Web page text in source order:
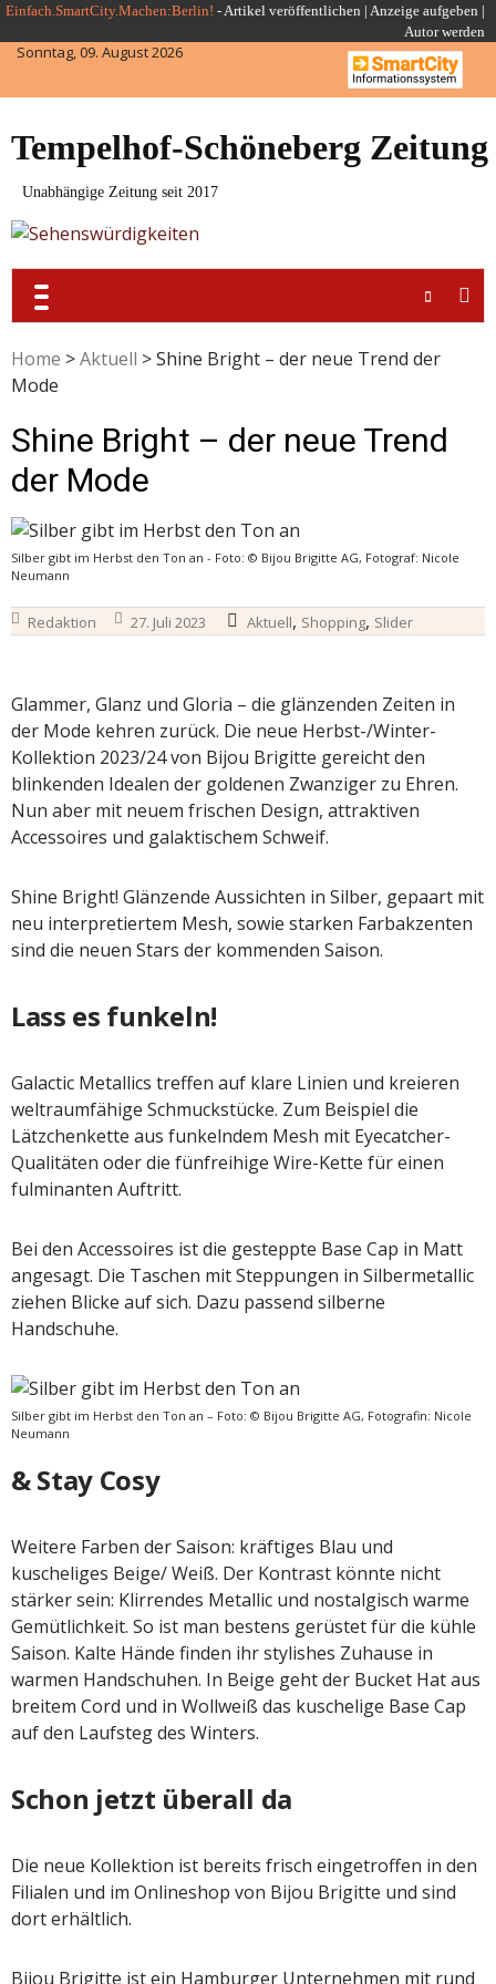
Skip
to
content
Einfach.SmartCity.Machen:Berlin! -Artikel veröffentlichen | Anzeige aufgeben |
Autor werden
Sonntag, 09. August 2026
Tempelhof-Schöneberg Zeitung
Unabhängige Zeitung seit 2017
Home >Aktuell >Shine Bright – der neue Trend der
Mode
Shine Bright – der neue Trend
der Mode
Silber gibt im Herbst den Ton an - Foto: © Bijou Brigitte AG, Fotograf: Nicole
Neumann
Redaktion 27. Juli 2023 Aktuell, Shopping, Slider
Glammer, Glanz und Gloria – die glänzenden Zeiten in
der Mode kehren zurück. Die neue Herbst-/Winter-
Kollektion 2023/24 von Bijou Brigitte gereicht den
blinkenden Idealen der goldenen Zwanziger zu Ehren.
Nun aber mit neuem frischen Design, attraktiven
Accessoires und galaktischem Schweif.
Shine Bright! Glänzende Aussichten in Silber, gepaart mit
neu interpretiertem Mesh, sowie starken Farbakzenten
sind die neuen Stars der kommenden Saison.
Lass es funkeln!
Galactic Metallics treffen auf klare Linien und kreieren
weltraumfähige Schmuckstücke. Zum Beispiel die
Lätzchenkette aus funkelndem Mesh mit Eyecatcher-
Qualitäten oder die fünfreihige Wire-Kette für einen
fulminanten Auftritt.
Bei den Accessoires ist die gesteppte Base Cap in Matt
angesagt. Die Taschen mit Steppungen in Silbermetallic
ziehen Blicke auf sich. Dazu passend silberne
Handschuhe.
Silber gibt im Herbst den Ton an – Foto: © Bijou Brigitte AG, Fotografin: Nicole
Neumann
& Stay Cosy
Weitere Farben der Saison: kräftiges Blau und
kuscheliges Beige/ Weiß. Der Kontrast könnte nicht
stärker sein: Klirrendes Metallic und nostalgisch warme
Gemütlichkeit. So ist man bestens gerüstet für die kühle
Saison. Kalte Hände finden ihr stylishes Zuhause in
warmen Handschuhen. In Beige geht der Bucket Hat aus
breitem Cord und in Wollweiß das kuschelige Base Cap
auf den Laufsteg des Winters.
Schon jetzt überall da
Die neue Kollektion ist bereits frisch eingetroffen in den
Filialen und im Onlineshop von Bijou Brigitte und sind
dort erhältlich.
Bijou Brigitte ist ein Hamburger Unternehmen mit rund